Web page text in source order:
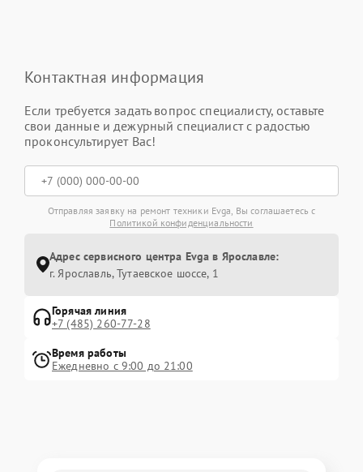
Контактная информация
Если требуется задать вопрос специалисту, оставьте
свои данные и дежурный специалист с радостью
проконсультирует Вас!
Отправляя заявку на ремонт техники Evga, Вы соглашаетесь с
Политикой конфиденциальности
Адрес сервисного центра Evga в Ярославле:
г. Ярославль, Тутаевское шоссе, 1
Горячая линия
+7 (485) 260-77-28
Время работы
Ежедневно с 9:00 до 21:00